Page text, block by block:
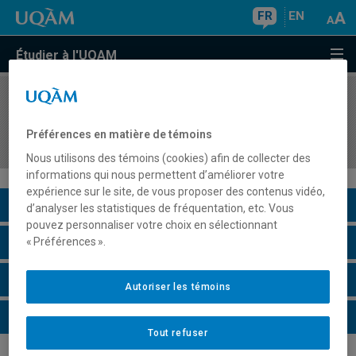
FR EN
Étudier à l'UQAM
COURS//
(développement local)
Description du cours
Horaire - Été 2026
Horaire - Automne 2026
Horaire - Hiver 2027
Préférences en matière de témoins
Nous utilisons des témoins (cookies) afin de collecter des
informations qui nous permettent d’améliorer votre
expérience sur le site, de vous proposer des contenus vidéo,
d’analyser les statistiques de fréquentation, etc. Vous
pouvez personnaliser votre choix en sélectionnant
« Préférences ».
Tout refuser
Autoriser les témoins